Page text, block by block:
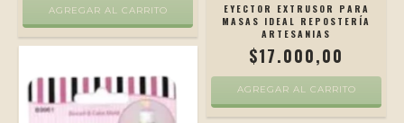
EYECTOR EXTRUSOR PARA
MASAS IDEAL REPOSTERÍA
ARTESANIAS
$17.000,00